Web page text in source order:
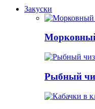
Закуски
Рыбный